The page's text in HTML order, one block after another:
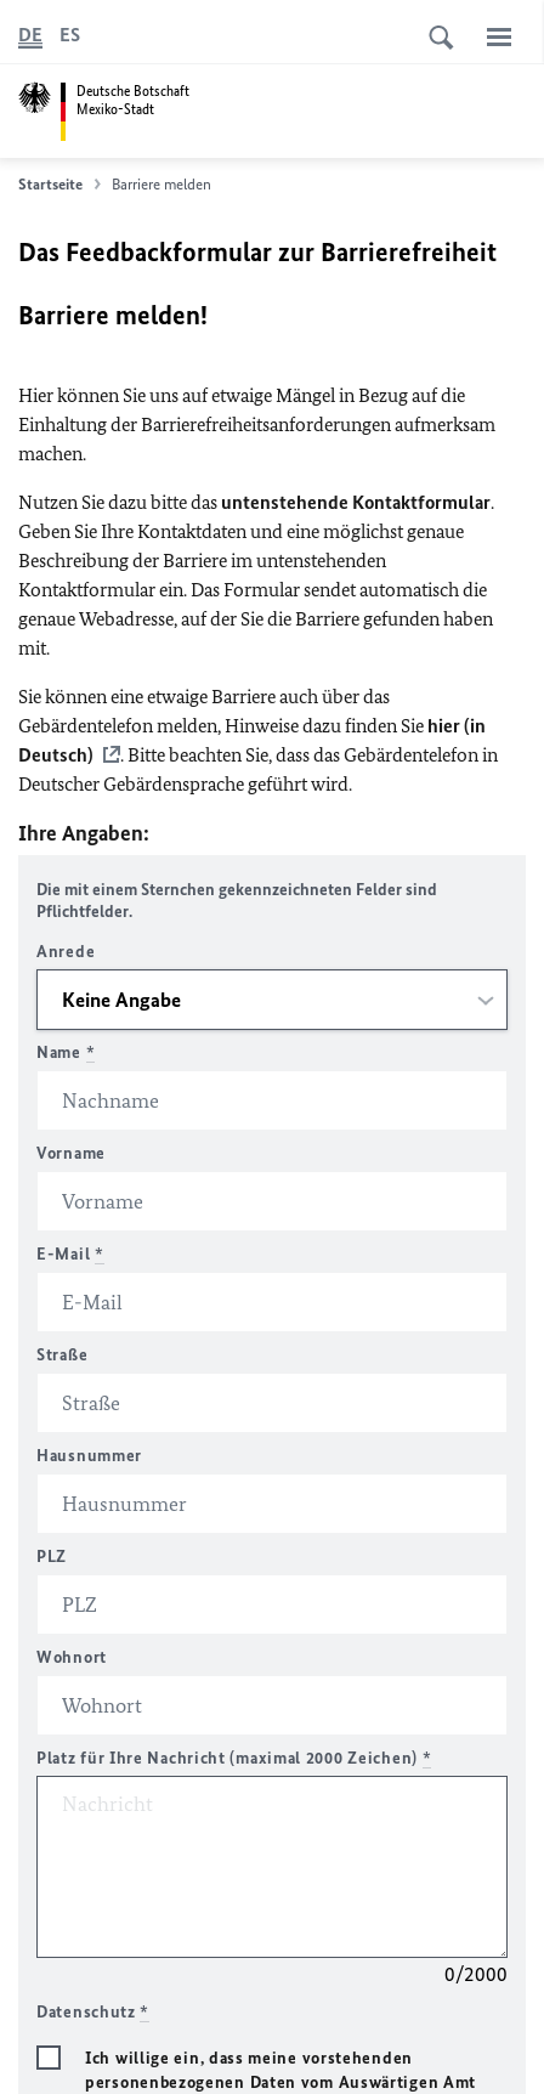
Deutsche Botschaft
Mexiko-Stadt
DE ES
Startseite Barriere melden
Das Feedbackformular zur Barrierefreiheit
Barriere melden!
Hier können Sie uns auf etwaige Mängel in Bezug auf die
Einhaltung der Barrierefreiheitsanforderungen aufmerksam
machen.
Nutzen Sie dazu bitte das untenstehende Kontaktformular.
Geben Sie Ihre Kontaktdaten und eine möglichst genaue
Beschreibung der Barriere im untenstehenden
Kontaktformular ein. Das Formular sendet automatisch die
genaue Webadresse, auf der Sie die Barriere gefunden haben
mit.
Sie können eine etwaige Barriere auch über das
Gebärdentelefon melden, Hinweise dazu finden Sie hier (in
Deutsch)
. Bitte beachten Sie, dass das Gebärdentelefon in
Deutscher Gebärdensprache geführt wird.
Ihre Angaben:
Die mit einem Sternchen gekennzeichneten Felder sind
Pflichtfelder.
Anrede
Name *
Vorname
E-Mail *
Straße
Hausnummer
PLZ
Wohnort
Platz für Ihre Nachricht (maximal 2000 Zeichen) *
0/2000
Datenschutz*
Ich willige ein, dass meine vorstehenden
personenbezogenen Daten vom Auswärtigen Amt